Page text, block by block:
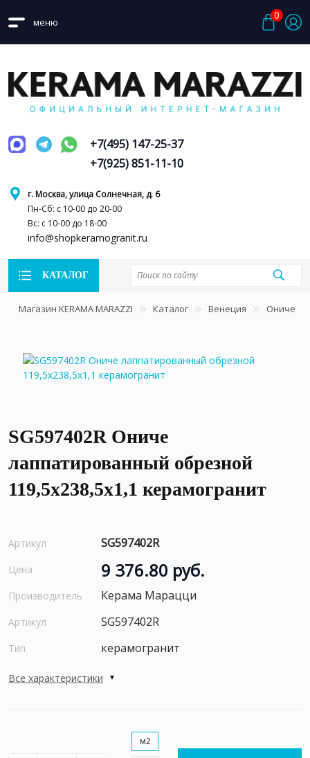
меню
0
г. Москва, улица Солнечная, д. 6
Пн-Сб: с 10-00 до 20-00
Вс: с 10-00 до 18-00
info@shopkeramogranit.ru
+7(495) 147-25-37
+7(925) 851-11-10
КАТАЛОГ
Магазин KERAMA MARAZZI Каталог Венеция Ониче
SG597402R Ониче
лаппатированный обрезной
119,5x238,5x1,1 керамогранит
Артикул SG597402R
Цена 9 376.80 руб.
Производитель Керама Марацци
Артикул SG597402R
Тип керамогранит
Все характеристики
м2